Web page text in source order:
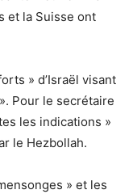
et la Suisse ont
» d’Israël visant
Pour le secrétaire
les indications »
le Hezbollah.
» et les